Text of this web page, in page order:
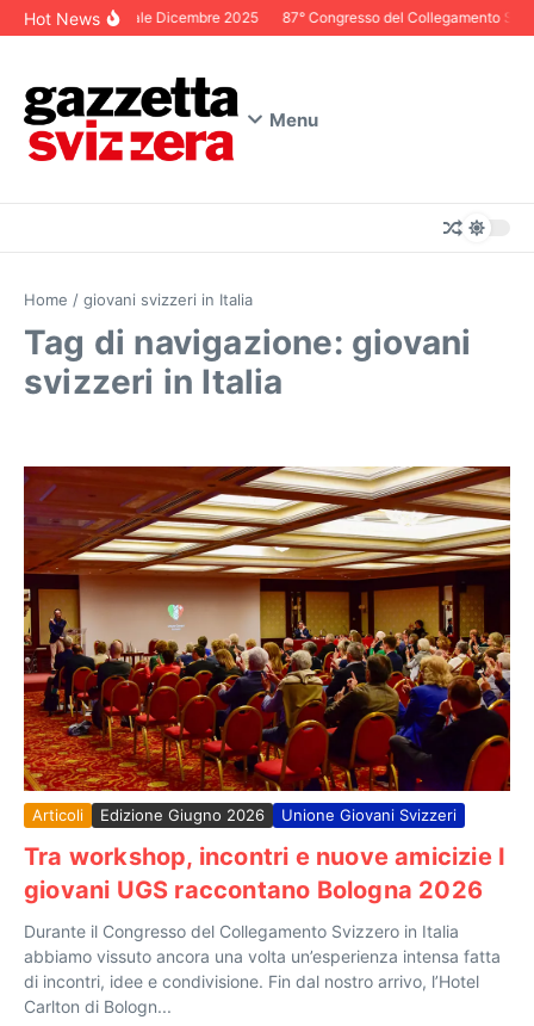
Salta al contenuto
Hot NewsEditoriale Dicembre 2025 87° Congresso del Collegamento
Menu
Home / giovani svizzeri in Italia
Tag di navigazione: giovani
svizzeri in Italia
Articoli Edizione Giugno 2026 Unione Giovani Svizzeri
Tra workshop, incontri e nuove amicizie I
giovani UGS raccontano Bologna 2026
Durante il Congresso del Collegamento Svizzero in Italia
abbiamo vissuto ancora una volta un’esperienza intensa fatta
di incontri, idee e condivisione. Fin dal nostro arrivo, l’Hotel
Carlton di Bologn...